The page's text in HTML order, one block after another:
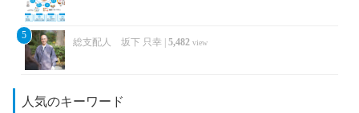
5
総支配人 坂下 只幸 5,482 view
人気のキーワード